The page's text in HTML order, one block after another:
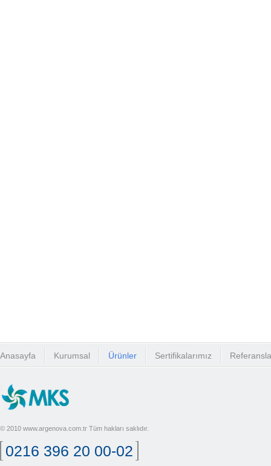
Anasayfa Kurumsal Ürünler Sertifikalarımız
© 2010 www.argenova.com.tr Tüm hakları saklıdır.
0216 396 20 00-02